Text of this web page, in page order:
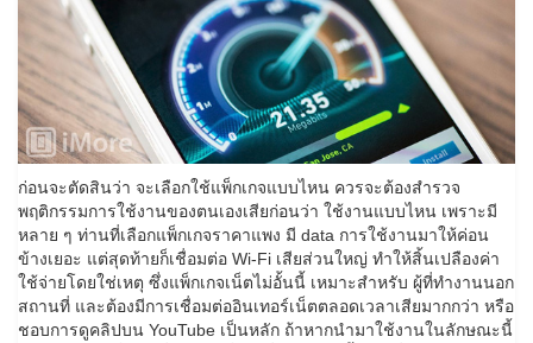
ก่อนจะตัดสินว่า จะเลือกใช้แพ็กเกจแบบไหน ควรจะต้องสำรวจ
พฤติกรรมการใช้งานของตนเองเสียก่อนว่า ใช้งานแบบไหน เพราะมี
หลาย ๆ ท่านที่เลือกแพ็กเกจราคาแพง มี data การใช้งานมาให้ค่อน
ข้างเยอะ แต่สุดท้ายก็เชื่อมต่อ Wi-Fi เสียส่วนใหญ่ ทำให้สิ้นเปลืองค่า
ใช้จ่ายโดยใช่เหตุ ซึ่งแพ็กเกจเน็ตไม่อั้นนี้ เหมาะสำหรับ ผู้ที่ทำงานนอก
สถานที่ และต้องมีการเชื่อมต่ออินเทอร์เน็ตตลอดเวลาเสียมากกว่า หรือ
ชอบการดูคลิปบน YouTube เป็นหลัก ถ้าหากนำมาใช้งานในลักษณะนี้